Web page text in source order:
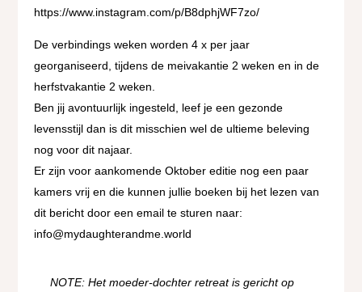
https://www.instagram.com/p/B8dphjWF7zo/
De verbindings weken worden 4 x per jaar
georganiseerd, tijdens de meivakantie 2 weken en in de
herfstvakantie 2 weken.
Ben jij avontuurlijk ingesteld, leef je een gezonde
levensstijl dan is dit misschien wel de ultieme beleving
nog voor dit najaar.
Er zijn voor aankomende Oktober editie nog een paar
kamers vrij en die kunnen jullie boeken bij het lezen van
dit bericht door een email te sturen naar:
info@mydaughterandme.world
NOTE: Het moeder-dochter retreat is gericht op